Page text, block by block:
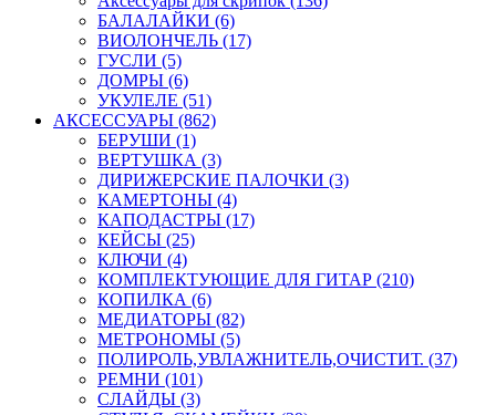
БАЛАЛАЙКИ (6)
ВИОЛОНЧЕЛЬ (17)
ГУСЛИ (5)
ДОМРЫ (6)
УКУЛЕЛЕ (51)
АКСЕССУАРЫ (862)
БЕРУШИ (1)
ВЕРТУШКА (3)
ДИРИЖЕРСКИЕ ПАЛОЧКИ (3)
КАМЕРТОНЫ (4)
КАПОДАСТРЫ (17)
КЕЙСЫ (25)
КЛЮЧИ (4)
КОМПЛЕКТУЮЩИЕ ДЛЯ ГИТАР (210)
КОПИЛКА (6)
МЕДИАТОРЫ (82)
МЕТРОНОМЫ (5)
ПОЛИРОЛЬ,УВЛАЖНИТЕЛЬ,ОЧИСТИТ. (37)
РЕМНИ (101)
СЛАЙДЫ (3)